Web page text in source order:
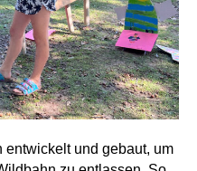
und gebaut, um